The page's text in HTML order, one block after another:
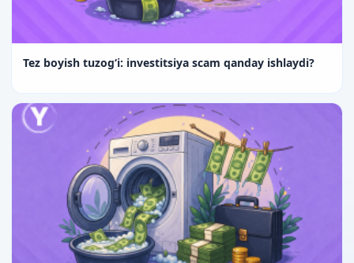
Tez boyish tuzog‘i: investitsiya scam qanday ishlaydi?